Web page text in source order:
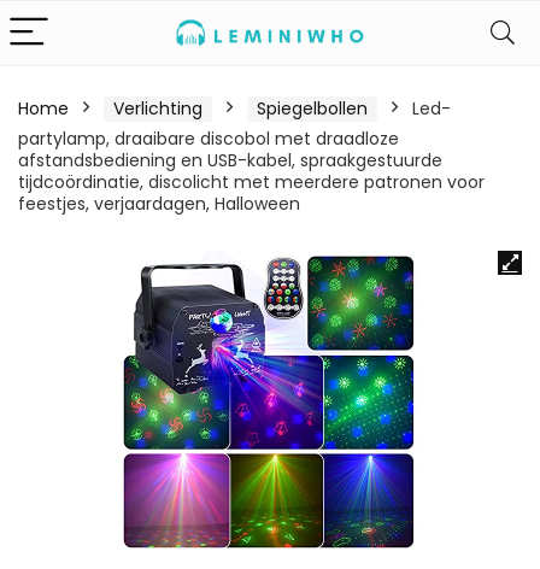
Home Verlichting Spiegelbollen
Led-
partylamp, draaibare discobol met draadloze
afstandsbediening en USB-kabel, spraakgestuurde
tijdcoördinatie, discolicht met meerdere patronen voor
feestjes, verjaardagen, Halloween